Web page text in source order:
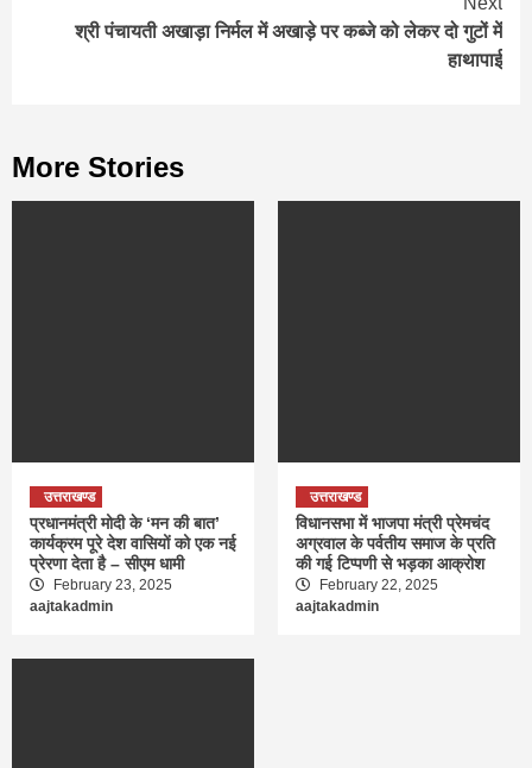
श्री पंचायती अखाड़ा निर्मल में अखाड़े पर कब्जे को लेकर दो गुटों में
हाथापाई
More Stories
उत्तराखण्ड
प्रधानमंत्री मोदी के ‘मन की बात’
कार्यक्रम पूरे देश वासियों को एक नई
प्रेरणा देता है – सीएम धामी
February 23, 2025
aajtakadmin
उत्तराखण्ड
विधानसभा में भाजपा मंत्री प्रेमचंद
अग्रवाल के पर्वतीय समाज के प्रति
की गई टिप्पणी से भड़का आक्रोश
February 22, 2025
aajtakadmin